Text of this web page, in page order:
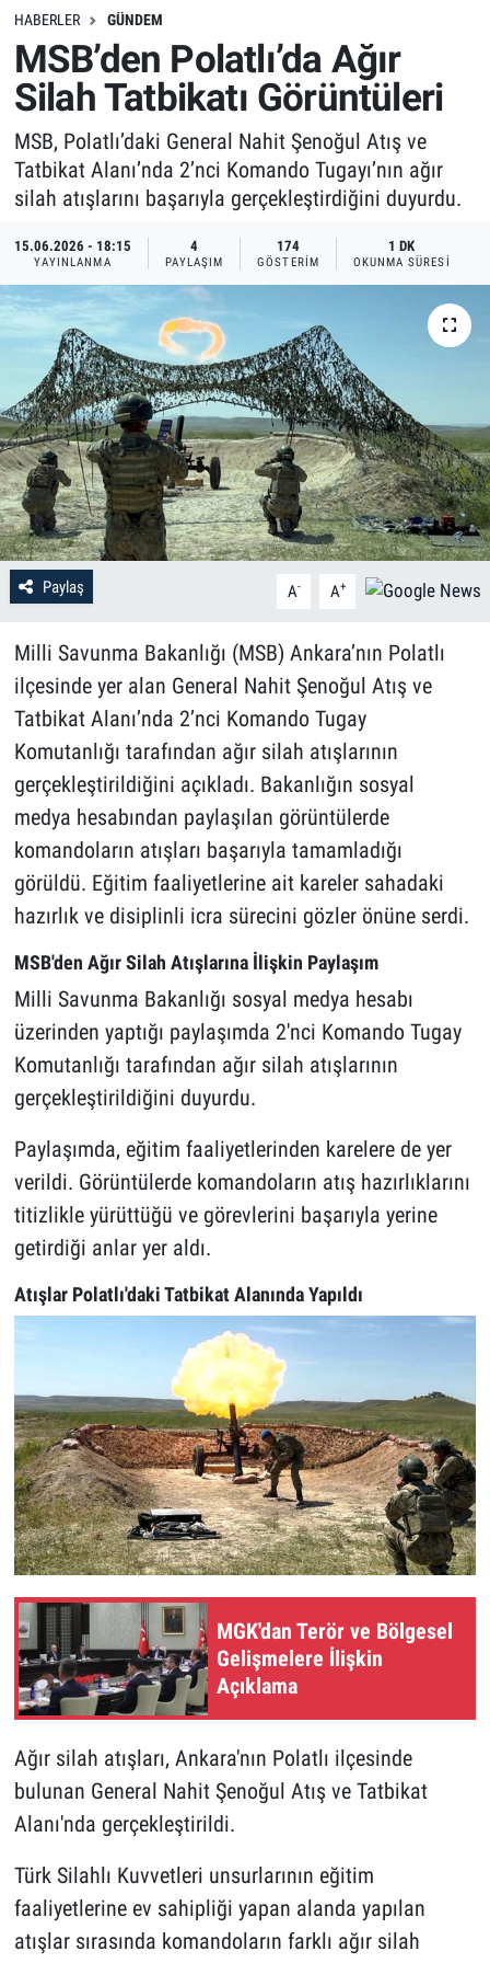
HABERLER GÜNDEM
MSB’den Polatlı’da Ağır
Silah Tatbikatı Görüntüleri
MSB, Polatlı’daki General Nahit Şenoğul Atış ve
Tatbikat Alanı’nda 2’nci Komando Tugayı’nın ağır
silah atışlarını başarıyla gerçekleştirdiğini duyurdu.
15.06.2026 - 18:15
YAYINLANMA
4
PAYLAŞIM
174
GÖSTERIM
1 DK
OKUNMA SÜRESI
Paylaş A- A+
Milli Savunma Bakanlığı (MSB) Ankara’nın Polatlı
ilçesinde yer alan General Nahit Şenoğul Atış ve
Tatbikat Alanı’nda 2’nci Komando Tugay
Komutanlığı tarafından ağır silah atışlarının
gerçekleştirildiğini açıkladı. Bakanlığın sosyal
medya hesabından paylaşılan görüntülerde
komandoların atışları başarıyla tamamladığı
görüldü. Eğitim faaliyetlerine ait kareler sahadaki
hazırlık ve disiplinli icra sürecini gözler önüne serdi.
MSB'den Ağır Silah Atışlarına İlişkin Paylaşım
Milli Savunma Bakanlığı sosyal medya hesabı
üzerinden yaptığı paylaşımda 2'nci Komando Tugay
Komutanlığı tarafından ağır silah atışlarının
gerçekleştirildiğini duyurdu.
Paylaşımda, eğitim faaliyetlerinden karelere de yer
verildi. Görüntülerde komandoların atış hazırlıklarını
titizlikle yürüttüğü ve görevlerini başarıyla yerine
getirdiği anlar yer aldı.
Atışlar Polatlı'daki Tatbikat Alanında Yapıldı
MGK'dan Terör ve Bölgesel
Gelişmelere İlişkin
Açıklama
Ağır silah atışları, Ankara'nın Polatlı ilçesinde
bulunan General Nahit Şenoğul Atış ve Tatbikat
Alanı'nda gerçekleştirildi.
Türk Silahlı Kuvvetleri unsurlarının eğitim
faaliyetlerine ev sahipliği yapan alanda yapılan
atışlar sırasında komandoların farklı ağır silah